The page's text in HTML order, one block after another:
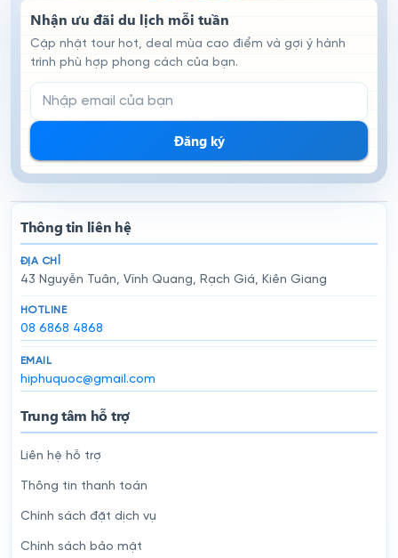
Nhận ưu đãi du lịch mỗi tuần
Cập nhật tour hot, deal mùa cao điểm và gợi ý hành
trình phù hợp phong cách của bạn.
Email đăng ký nhận tin
Đăng ký
Thông tin liên hệ
ĐỊA CHỈ
43 Nguyễn Tuân, Vĩnh Quang, Rạch Giá, Kiên Giang
HOTLINE
08 6868 4868
EMAIL
hiphuquoc@gmail.com
Trung tâm hỗ trợ
Liên hệ hỗ trợ
Thông tin thanh toán
Chính sách đặt dịch vụ
Chính sách bảo mật